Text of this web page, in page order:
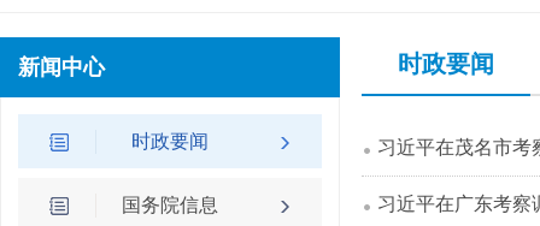
新闻中心
时政要闻
国务院信息
时政要闻
习近平在茂名市考
习近平在广东考察